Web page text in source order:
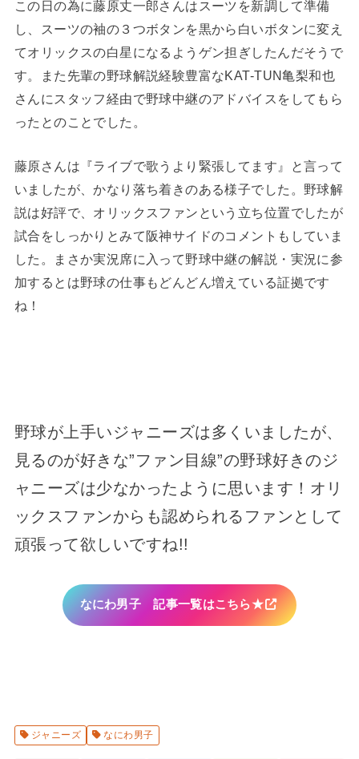
この日の為に藤原丈一郎さんはスーツを新調して準備
し、スーツの袖の３つボタンを黒から白いボタンに変え
てオリックスの白星になるようゲン担ぎしたんだそうで
す。また先輩の野球解説経験豊富なKAT-TUN亀梨和也
さんにスタッフ経由で野球中継のアドバイスをしてもら
ったとのことでした。
藤原さんは『ライブで歌うより緊張してます』と言って
いましたが、かなり落ち着きのある様子でした。野球解
説は好評で、オリックスファンという立ち位置でしたが
試合をしっかりとみて阪神サイドのコメントもしていま
した。まさか実況席に入って野球中継の解説・実況に参
加するとは野球の仕事もどんどん増えている証拠です
ね！
野球が上手いジャニーズは多くいましたが、
見るのが好きな”ファン目線”の野球好きのジ
ャニーズは少なかったように思います！オリ
ックスファンからも認められるファンとして
頑張って欲しいですね!!
なにわ男子 記事一覧はこちら★
ジャニーズ なにわ男子